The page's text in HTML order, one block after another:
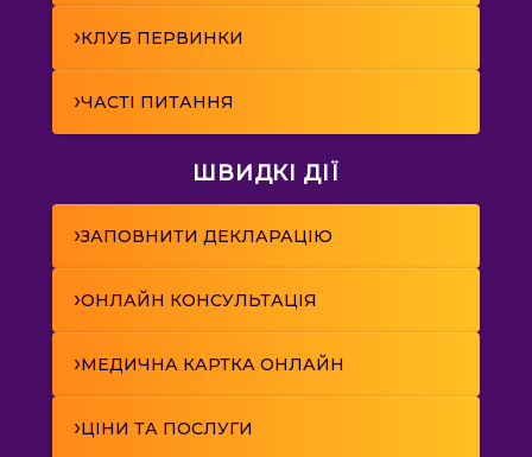
›КЛУБ ПЕРВИНКИ
›ЧАСТІ ПИТАННЯ
ШВИДКІ ДІЇ
›ЗАПОВНИТИ ДЕКЛАРАЦІЮ
›ОНЛАЙН КОНСУЛЬТАЦІЯ
›МЕДИЧНА КАРТКА ОНЛАЙН
›ЦІНИ ТА ПОСЛУГИ